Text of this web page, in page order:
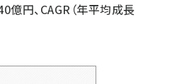
円、CAGR（年平均成長